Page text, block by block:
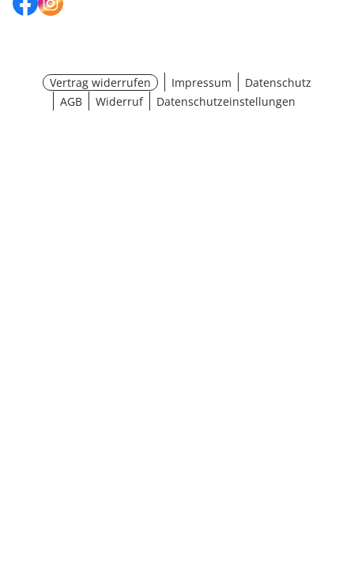
Vertrag widerrufen Impressum
Datenschutz
AGB
Widerruf Datenschutzeinstellungen